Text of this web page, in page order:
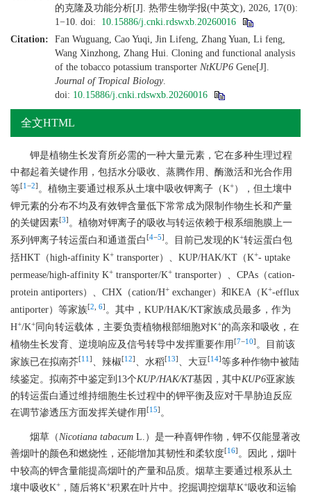
的克隆及功能分析[J]. 热带生物学报(中英文), 2026, 17(0):
1−10. doi: 10.15886/j.cnki.rdswxb.20260016
Citation:
Fan Wuguang, Cao Yuqi, Jin Lifeng, Zhang Yuan, Li feng,
Wang Xinzhong, Zhang Hui. Cloning and functional analysis
of the tobacco potassium transporter NtKUP6 Gene[J].
Journal of Tropical Biology.
doi: 10.15886/j.cnki.rdswxb.20260016
全文HTML
钾是植物生长发育所必需的一种大量元素，它在多种生理过程
中都起着关键作用，包括水分吸收、蒸腾作用、酶激活和光合作用
等[1 −2] 。植物主要通过根系从土壤中吸收钾离子（K+），但土壤中
钾元素的分布不均及有效钾含量低下常常成为限制作物生长和产量
的关键因素[3] 。植物对钾离子的吸收与转运依赖于根系细胞膜上一
系列钾离子转运蛋白和通道蛋白 [4−5] 。目前已发现的K+转运蛋白包
括HKT（high-affinity K+ transporter）、KUP/HAK/KT（K+- uptake
permease/high-affinity K+ transporter/K+ transporter）、CPAs（cation-
protein antiporters）、CHX（cation/H+ exchanger）和KEA（K+-efflux
antiporter）等家族[2 6] 。其中，KUP/HAK/KT家族成员最多，作为
H+/K+ 同向转运载体，主要负责植物根部细胞对K+的高亲和吸收，在
植物生长发育、逆境响应及信号转导中发挥重要作用 [7−10] 。目前该
家族已在拟南芥[11 ] 、辣椒[12] 、水稻[13] 、大豆[14]等多种作物中被陆
续鉴定。拟南芥中鉴定到13个KUP/HAK/KT基因，其中KUP6亚家族
的转运蛋白通过维持细胞生长过程中的钾平衡及应对干旱胁迫反应
在调节渗透压方面发挥关键作用 [15] 。
烟草（Nicotiana tabacum L.）是一种喜钾作物，钾不仅能显著改
善烟叶的颜色和燃烧性，还能增加其韧性和柔软度[16] 。因此，烟叶
中较高的钾含量能提高烟叶的产量和品质。烟草主要通过根系从土
壤中吸收K+ ，随后将K+积累在叶片中。挖掘调控烟草K+吸收和运输